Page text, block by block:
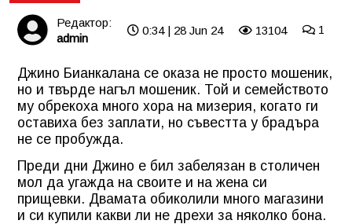
Редактор:
admin
0:34 | 28 Jun 24 13104 1
Джино Бианкалана се оказа не просто мошеник,
но и твърде нагъл мошеник. Той и семейството
му обрекоха много хора на мизерия, когато ги
оставиха без заплати, но съвестта у брадъра
не се пробужда.
Преди дни Джино е бил забелязан в столичен
мол да угажда на своите и на жена си
прищевки. Двамата обиколили много магазини
и си купили какви ли не дрехи за няколко бона.